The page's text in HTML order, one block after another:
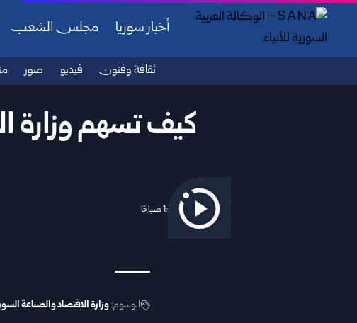
أخبار سوريا مجلس الشعب
ثقافة وفنون فيديو صور
كيف تسهم وزارة
2025/11/19 1:43 صباحًا
الوسوم:وزارة الاقتصاد والصناعة